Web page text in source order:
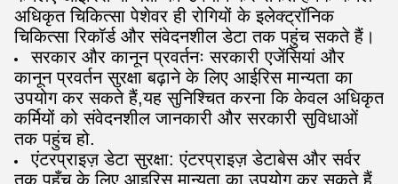
अधिकृत चिकित्सा पेशेवर ही रोगियों के इलेक्ट्रॉनिक
चिकित्सा रिकॉर्ड और संवेदनशील डेटा तक पहुंच सकते हैं।
सरकार और कानून प्रवर्तनः सरकारी एजेंसियां और
कानून प्रवर्तन सुरक्षा बढ़ाने के लिए आईरिस मान्यता का
उपयोग कर सकते हैं,यह सुनिश्चित करना कि केवल अधिकृत
कर्मियों को संवेदनशील जानकारी और सरकारी सुविधाओं
तक पहुंच हो.
एंटरप्राइज़ डेटा सुरक्षा: एंटरप्राइज़ डेटाबेस और सर्वर
तक पहुँच के लिए आइरिस मान्यता का उपयोग कर सकते हैं,